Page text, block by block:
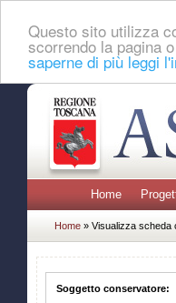
Questo sito utilizza
scorrendo la pagina
saperne di più leggi
Home
Home » Visualizza scheda
Soggetto conservatore: